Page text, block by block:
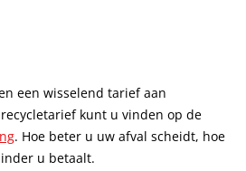
een wisselend tarief aan
kunt u vinden op de
. Hoe beter u uw afval scheidt, hoe
u betaalt.